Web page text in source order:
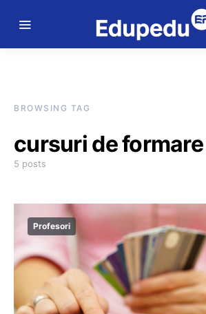
BROWSING TAG
cursuri de
5 posts
Profesori